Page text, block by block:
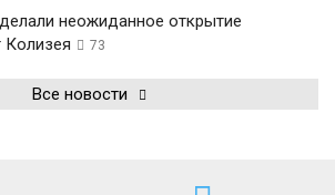
неожиданное открытие
Колизея
73
Все новости